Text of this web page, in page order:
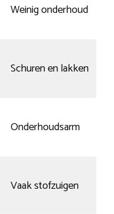
Weinig onderhoud
Schuren en lakken
Onderhoudsarm
Vaak stofzuigen